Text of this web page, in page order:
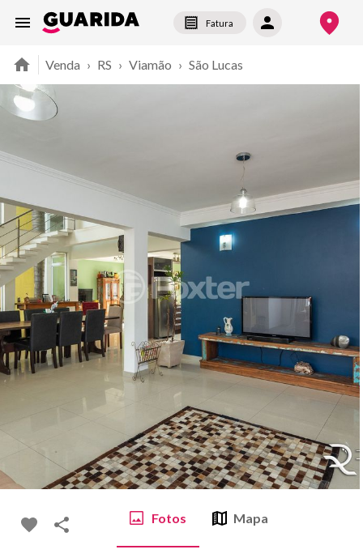
Fatura
Venda › RS › Viamão › São Lucas
Fotos Mapa